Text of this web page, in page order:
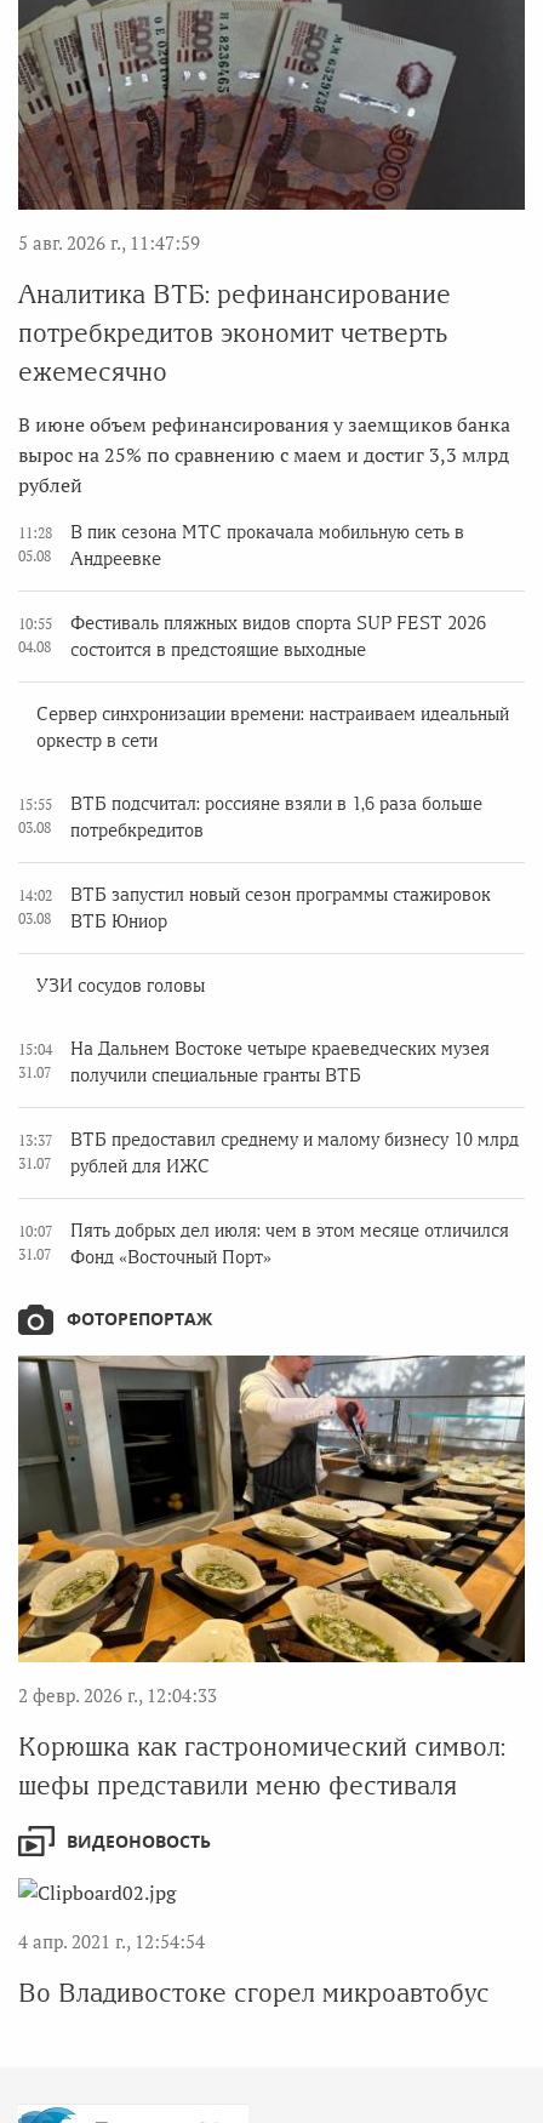
5 авг. 2026 г., 11:47:59
Аналитика ВТБ: рефинансирование
потребкредитов экономит четверть
ежемесячно
В июне объем рефинансирования у заемщиков банка
вырос на 25% по сравнению с маем и достиг 3,3 млрд
рублей
11:28
05.08
В пик сезона МТС прокачала мобильную сеть в
Андреевке
10:55
04.08
Фестиваль пляжных видов спорта SUP FEST 2026
состоится в предстоящие выходные
Сервер синхронизации времени: настраиваем идеальный
оркестр в сети
15:55
03.08
ВТБ подсчитал: россияне взяли в 1,6 раза больше
потребкредитов
14:02
03.08
ВТБ запустил новый сезон программы стажировок
ВТБ Юниор
УЗИ сосудов головы
15:04
31.07
На Дальнем Востоке четыре краеведческих музея
получили специальные гранты ВТБ
13:37
31.07
ВТБ предоставил среднему и малому бизнесу 10 млрд
рублей для ИЖС
10:07
31.07
Пять добрых дел июля: чем в этом месяце отличился
Фонд «Восточный Порт»
ФОТОРЕПОРТАЖ
2 февр. 2026 г., 12:04:33
Корюшка как гастрономический символ:
шефы представили меню фестиваля
ВИДЕОНОВОСТЬ
4 апр. 2021 г., 12:54:54
Во Владивостоке сгорел микроавтобус